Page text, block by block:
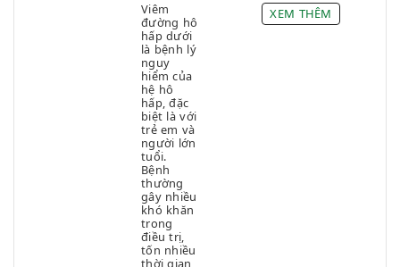
Viêm
đường hô
hấp dưới
là bệnh lý
nguy
hiểm của
hệ hô
hấp, đặc
biệt là với
trẻ em và
người lớn
tuổi.
Bệnh
thường
gây nhiều
khó khăn
trong
điều trị,
tốn nhiều
thời gian,
XEM THÊM